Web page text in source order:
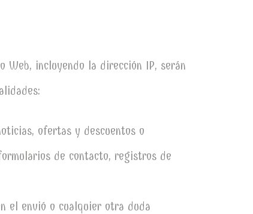
incluyendo la dirección IP, serán
ofertas y descuentos o
de contacto, registros de
el envió o cualquier otra duda